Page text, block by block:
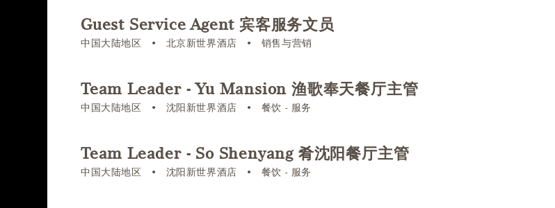
Guest Service Agent 宾客服务文员
中国大陆地区 • 北京新世界酒店 • 销售与营销
Team Leader - Yu Mansion 渔歌奉天餐厅主管
中国大陆地区 • 沈阳新世界酒店 • 餐饮 - 服务
Team Leader - So Shenyang 肴沈阳餐厅主管
中国大陆地区 • 沈阳新世界酒店 • 餐饮 - 服务